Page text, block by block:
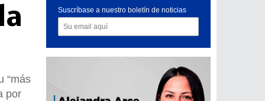
“más
por
Suscríbase a nuestro boletín de noticias